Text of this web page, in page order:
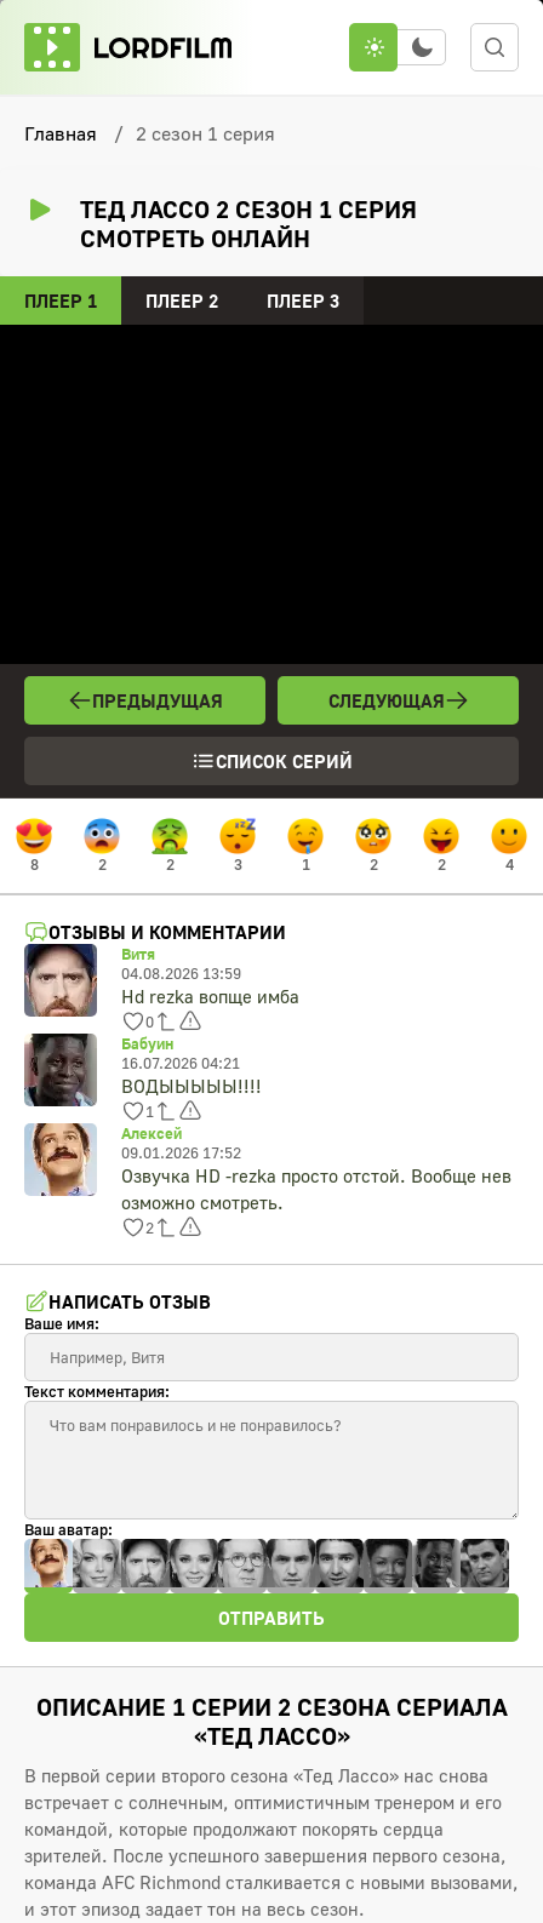
Главная 2 сезон 1 серия
ТЕД ЛАССО 2 СЕЗОН 1 СЕРИЯ
СМОТРЕТЬ ОНЛАЙН
ПЛЕЕР 1 ПЛЕЕР 2 ПЛЕЕР 3
ПРЕДЫДУЩАЯ
СПИСОК СЕРИЙ
СЛЕДУЮЩАЯ
8 2 2 3 1 2 2 4
ОТЗЫВЫ И КОММЕНТАРИИ
Витя
04.08.2026 13:59
Hd rezka вопще имба
0
Бабуин
16.07.2026 04:21
ВОДЫЫЫЫЫ!!!!
1
Алексей
09.01.2026 17:52
Озвучка HD -rezka просто отстой. Вообще нев
озможно смотреть.
2
НАПИСАТЬ ОТЗЫВ
Ваше имя:
Текст комментария:
Ваш аватар:
ОТПРАВИТЬ
ОПИСАНИЕ 1 СЕРИИ 2 СЕЗОНА СЕРИАЛА
«ТЕД ЛАССО»
В первой серии второго сезона «Тед Лассо» нас снова
встречает с солнечным, оптимистичным тренером и его
командой, которые продолжают покорять сердца
зрителей. После успешного завершения первого сезона,
команда AFC Richmond сталкивается с новыми вызовами,
и этот эпизод задает тон на весь сезон.